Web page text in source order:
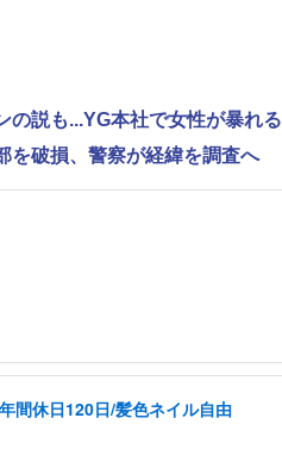
説も...YG本社で女性が暴れる
を破損、警察が経緯を調査へ
間休日120日/髪色ネイル自由